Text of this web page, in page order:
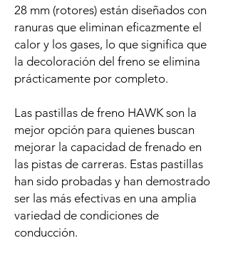
28 mm (rotores) están diseñados con
ranuras que eliminan eficazmente el
calor y los gases, lo que significa que
la decoloración del freno se elimina
prácticamente por completo.
Las pastillas de freno HAWK son la
mejor opción para quienes buscan
mejorar la capacidad de frenado en
las pistas de carreras. Estas pastillas
han sido probadas y han demostrado
ser las más efectivas en una amplia
variedad de condiciones de
conducción.